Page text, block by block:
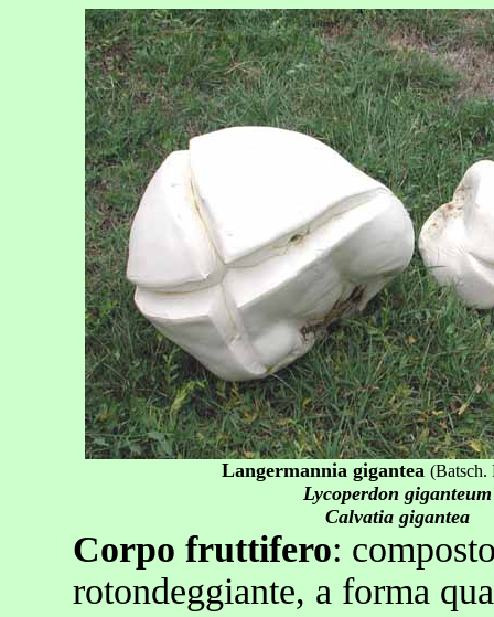
Langermannia gigantea (Batsch.
Lycoperdon giganteum
Calvatia gigantea
Corpo fruttifero:
rotondeggiante, a forma